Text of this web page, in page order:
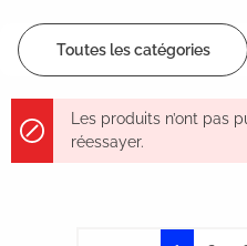
Toutes les catégories
Les produits n’ont pas
réessayer.